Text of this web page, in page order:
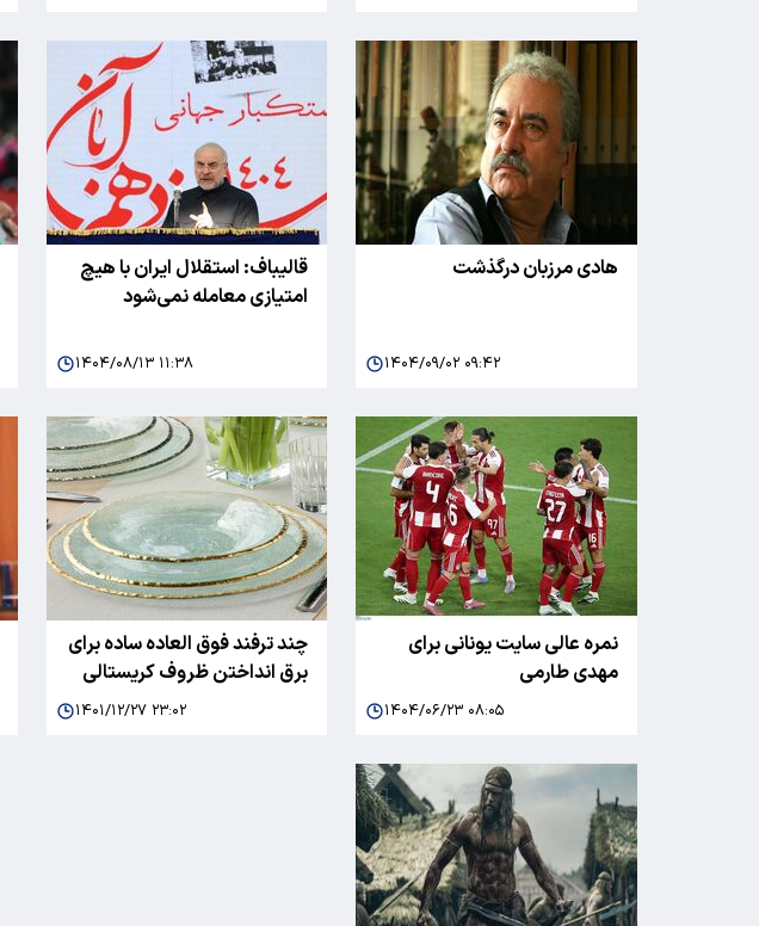
هادی مرزبان درگذشت
۱۴۰۴/۰۹/۰۲ ۰۹:۴۲
قالیباف: استقلال ایران با هیچ
امتیازی معامله نمی‌شود
۱۴۰۴/۰۸/۱۳ ۱۱:۳۸
نمره عالی سایت یونانی برای
مهدی طارمی
۱۴۰۴/۰۶/۲۳ ۰۸:۰۵
چند ترفند فوق العاده ساده برای
برق انداختن ظروف کریستالی
۱۴۰۱/۱۲/۲۷ ۲۳:۰۲